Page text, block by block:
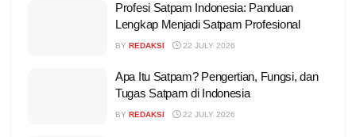
Profesi Satpam Indonesia: Panduan
Lengkap Menjadi Satpam Profesional
BY REDAKSI 22 JULY 2026
Apa Itu Satpam? Pengertian, Fungsi, dan
Tugas Satpam di Indonesia
BY REDAKSI 22 JULY 2026